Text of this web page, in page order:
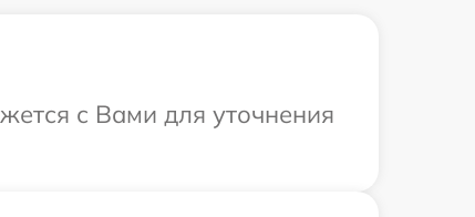
с Вами для уточнения